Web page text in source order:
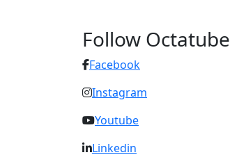
Follow Octatube
Facebook
Instagram
Youtube
Linkedin